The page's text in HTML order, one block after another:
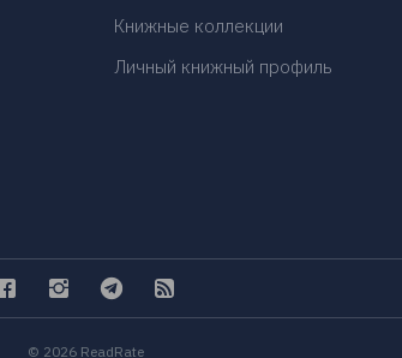
Книжные коллекции
Личный книжный профиль
© 2026 ReadRate